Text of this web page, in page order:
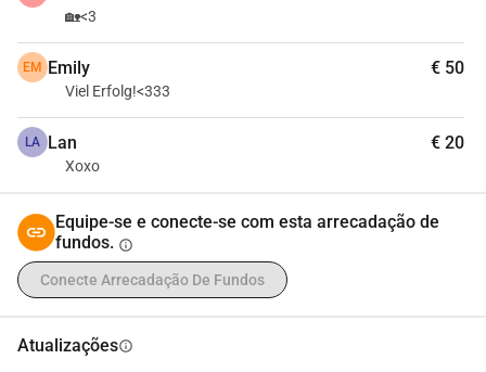
🏡<3
EM Emily € 50
Viel Erfolg!<333
LA Lan € 20
Xoxo
Equipe-se e conecte-se com esta arrecadação de
fundos. info
Conecte Arrecadação De Fundos
Atualizaçõesinfo